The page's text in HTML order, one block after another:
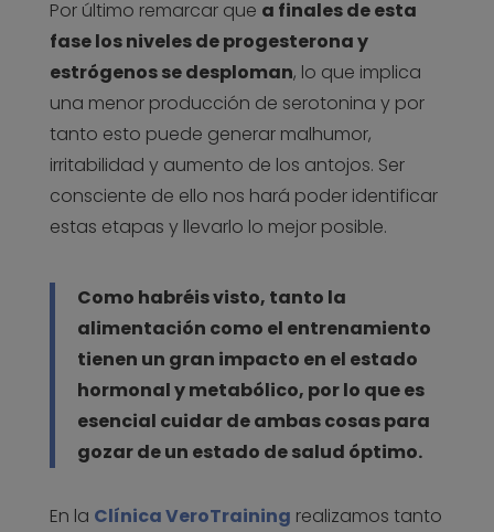
Por último remarcar que a finales de esta
fase los niveles de progesterona y
estrógenos se desploman, lo que implica
una menor producción de serotonina y por
tanto esto puede generar malhumor,
irritabilidad y aumento de los antojos. Ser
consciente de ello nos hará poder identificar
estas etapas y llevarlo lo mejor posible.
Como habréis visto, tanto la
alimentación como el entrenamiento
tienen un gran impacto en el estado
hormonal y metabólico, por lo que es
esencial cuidar de ambas cosas para
gozar de un estado de salud óptimo.
En la Clínica VeroTraining realizamos tanto